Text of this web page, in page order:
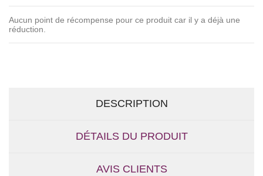
Aucun point de récompense pour ce produit car il y a déjà une
réduction.
DESCRIPTION
DÉTAILS DU PRODUIT
AVIS CLIENTS